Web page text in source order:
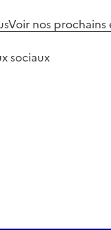
Voir nos prochains
sociaux